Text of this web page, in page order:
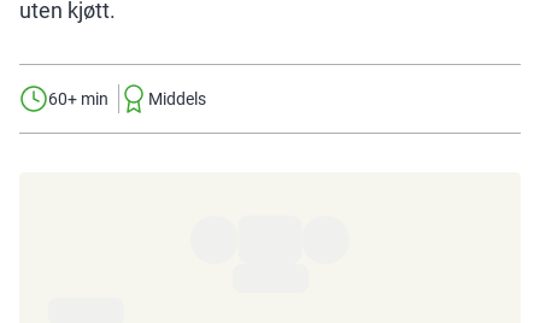
uten kjøtt.
60+ min Middels